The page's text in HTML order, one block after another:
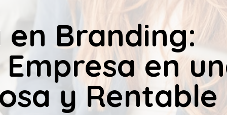
Branding:
en
y Rentable